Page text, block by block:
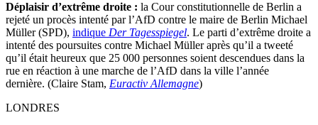
Déplaisir d’extrême droite : la Cour constitutionnelle de Berlin a
rejeté un procès intenté par l’AfD contre le maire de Berlin Michael
Müller (SPD), indique Der Tagesspiegel. Le parti d’extrême droite a
intenté des poursuites contre Michael Müller après qu’il a tweeté
qu’il était heureux que 25 000 personnes soient descendues dans la
rue en réaction à une marche de l’AfD dans la ville l’année
dernière. (Claire Stam, Euractiv Allemagne)
LONDRES